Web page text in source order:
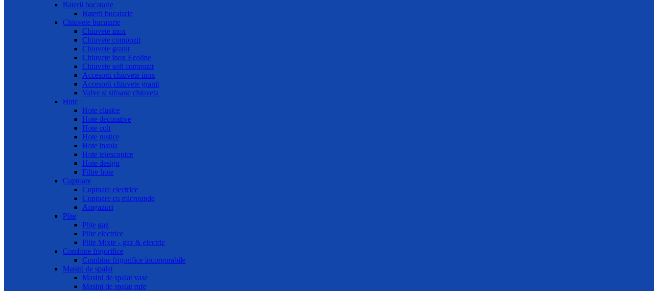
Baterii bucatarie
Baterii bucatarie
Chiuvete bucatarie
Chiuvete inox
Chiuvete compozit
Chiuvete granit
Chiuvete inox Ecoline
Chiuvete soft compozit
Accesorii chiuvete inox
Accesorii chiuvete granit
Valve si sifoane chiuveta
Hote
Hote clasice
Hote decorative
Hote colt
Hote rustice
Hote insula
Hote telescopice
Hote design
Filtre hote
Cuptoare
Cuptoare electrice
Cuptoare cu microunde
Aragazuri
Plite
Plite gaz
Plite electrice
Plite Mixte - gaz & electric
Combine frigorifice
Combine frigorifice incorporabile
Masini de spalat
Masini de spalat vase
Masini de spalat rufe